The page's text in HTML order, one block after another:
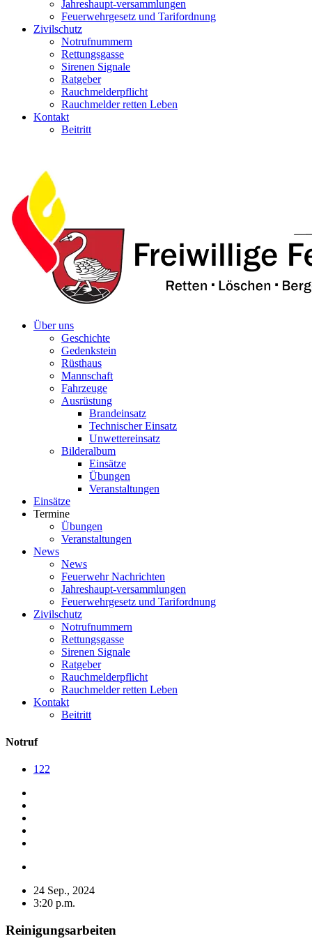
Jahreshaupt-versammlungen
Feuerwehrgesetz und Tarifordnung
Zivilschutz
Notrufnummern
Rettungsgasse
Sirenen Signale
Ratgeber
Rauchmelderpflicht
Rauchmelder retten Leben
Kontakt
Beitritt
Über uns
Geschichte
Gedenkstein
Rüsthaus
Mannschaft
Fahrzeuge
Ausrüstung
Brandeinsatz
Technischer Einsatz
Unwettereinsatz
Bilderalbum
Einsätze
Übungen
Veranstaltungen
Einsätze
Termine
Übungen
Veranstaltungen
News
News
Feuerwehr Nachrichten
Jahreshaupt-versammlungen
Feuerwehrgesetz und Tarifordnung
Zivilschutz
Notrufnummern
Rettungsgasse
Sirenen Signale
Ratgeber
Rauchmelderpflicht
Rauchmelder retten Leben
Kontakt
Beitritt
Notruf
122
24 Sep., 2024
3:20 p.m.
Reinigungsarbeiten